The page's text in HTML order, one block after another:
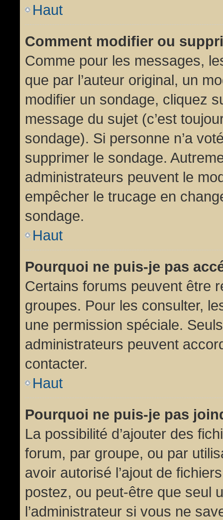
Haut
Comment modifier ou
Comme pour les messages,
que par l’auteur original, un
modifier un sondage, cliquez
message du sujet (c’est
sondage). Si personne n’a
supprimer le sondage.
administrateurs peuvent le
empêcher le trucage en
sondage.
Haut
Pourquoi ne puis-je pas
Certains forums peuvent être
groupes. Pour les consulter,
une permission spéciale.
administrateurs peuvent
contacter.
Haut
Pourquoi ne puis-je pas
La possibilité d’ajouter des
forum, par groupe, ou par
avoir autorisé l’ajout de
postez, ou peut-être que seul
l’administrateur si vous ne